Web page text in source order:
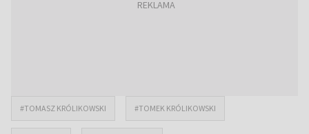
#TOMASZ KRÓLIKOWSKI #TOMEK KRÓLIKOWSKI